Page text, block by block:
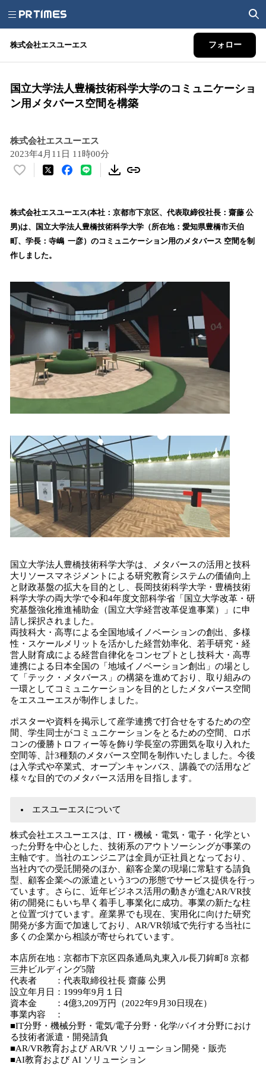
株式会社エスユーエス フォロー
国立大学法人豊橋技術科学大学のコミュニケーショ
ン用メタバース空間を構築
株式会社エスユーエス
2023年4月11日 11時00分
い
！
数
を
読
中
で
す
株式会社エスユーエス(本社：京都市下京区、代表取締役社長：齋藤 公
男)は、国立大学法人豊橋技術科学大学（所在地：愛知県豊橋市天伯
町、学長：寺嶋 一彦）のコミュニケーション用のメタバース 空間を制
作しました。
国立大学法人豊橋技術科学大学は、メタバースの活用と技科
大リソースマネジメントによる研究教育システムの価値向上
と財政基盤の拡大を目的とし、長岡技術科学大学・豊橋技術
科学大学の両大学で令和4年度文部科学省「国⽴⼤学改⾰・研
究基盤強化推進補助⾦（国⽴⼤学経営改⾰促進事業）」に申
請し採択されました。
両技科大・高専による全国地域イノベーションの創出、多様
性・スケールメリットを活かした経営効率化、若手研究・経
営人財育成による経営自律化をコンセプトとし技科大・高専
連携による日本全国の「地域イノベーション創出」の場とし
て「テック・メタバース」の構築を進めており、取り組みの
一環としてコミュニケーションを目的としたメタバース空間
をエスユーエスが制作しました。
ポスターや資料を掲示して産学連携で打合せをするための空
間、学生同士がコミュニケーションをとるための空間、ロボ
コンの優勝トロフィー等を飾り学長室の雰囲気を取り入れた
空間等、計3種類のメタバース空間を制作いたしました。今後
は入学式や卒業式、オープンキャンバス、講義での活用など
様々な目的でのメタバース活用を目指します。
エスユーエスについて
株式会社エスユーエスは、IT・機械・電気・電子・化学とい
った分野を中心とした、技術系のアウトソーシングが事業の
主軸です。当社のエンジニアは全員が正社員となっており、
当社内での受託開発のほか、顧客企業の現場に常駐する請負
型、顧客企業への派遣という3つの形態でサービス提供を行っ
ています。さらに、近年ビジネス活用の動きが進むAR/VR技
術の開発にもいち早く着手し事業化に成功。事業の新たな柱
と位置づけています。産業界でも現在、実用化に向けた研究
開発が多方面で加速しており、AR/VR領域で先行する当社に
多くの企業から相談が寄せられています。
本店所在地：京都市下京区四条通烏丸東入ル長刀鉾町8 京都
三井ビルディング5階
代表者 ：代表取締役社長 齋藤 公男
設立年月日：1999年9月１日
資本金 ：4億3,209万円（2022年9月30日現在）
事業内容 ：
■IT分野・機械分野・電気/電子分野・化学/バイオ分野におけ
る技術者派遣・開発請負
■AR/VR教育および AR/VR ソリューション開発・販売
■AI教育および AI ソリューション